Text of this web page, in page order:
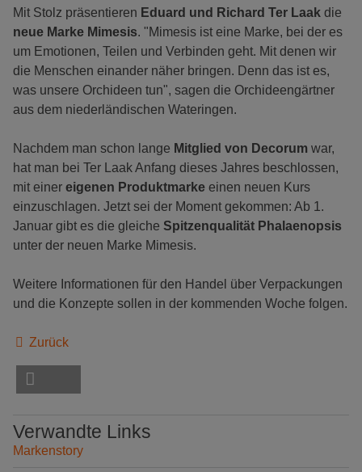
Mit Stolz präsentieren Eduard und Richard Ter Laak die
neue Marke Mimesis. "Mimesis ist eine Marke, bei der es
um Emotionen, Teilen und Verbinden geht. Mit denen wir
die Menschen einander näher bringen. Denn das ist es,
was unsere Orchideen tun", sagen die Orchideengärtner
aus dem niederländischen Wateringen.
Nachdem man schon lange Mitglied von Decorum war,
hat man bei Ter Laak Anfang dieses Jahres beschlossen,
mit einer eigenen Produktmarke einen neuen Kurs
einzuschlagen. Jetzt sei der Moment gekommen: Ab 1.
Januar gibt es die gleiche Spitzenqualität Phalaenopsis
unter der neuen Marke Mimesis.
Weitere Informationen für den Handel über Verpackungen
und die Konzepte sollen in der kommenden Woche folgen.
Zurück
Verwandte Links
Markenstory